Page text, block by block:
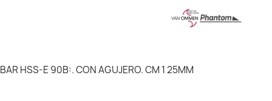
HSS-E 90B:. CON AGUJERO. CM 1 25MM